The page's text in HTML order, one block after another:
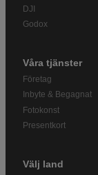
DJI
Godox
Våra tjänster
Företag
Inbyte & Begagnat
Fotokonst
Presentkort
Välj land